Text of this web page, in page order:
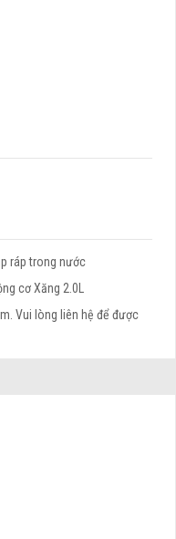
ráp trong nước
cơ Xăng 2.0L
Vui lòng liên hệ để được